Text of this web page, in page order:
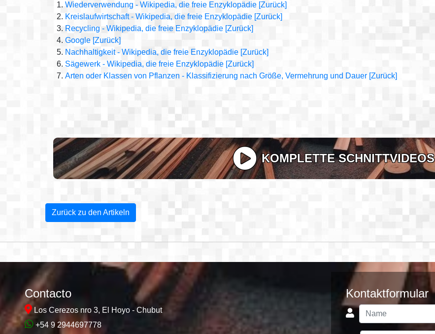
Wiederverwendung - Wikipedia, die freie Enzyklopädie [Zurück]
Kreislaufwirtschaft - Wikipedia, die freie Enzyklopädie [Zurück]
Recycling - Wikipedia, die freie Enzyklopädie [Zurück]
Google [Zurück]
Nachhaltigkeit - Wikipedia, die freie Enzyklopädie [Zurück]
Sägewerk - Wikipedia, die freie Enzyklopädie [Zurück]
Arten oder Klassen von Pflanzen - Klassifizierung nach Größe, Vermehrung und Dauer [Zurück]
KOMPLETTE SCHNITTVIDEOS
Zurück zu den Artikeln
Contacto
Los Cerezos nro 3, El Hoyo - Chubut
+54 9 2944697778
Kontaktformular